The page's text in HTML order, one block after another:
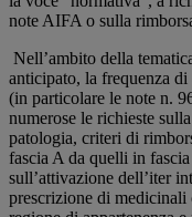
note AIFA o sulla
Nell’ambito della
anticipato, la frequenza
(in particolare le note n.
numerose le richieste
patologia, criteri di
fascia A da quelli in
sull’attivazione dell’iter
prescrizione di